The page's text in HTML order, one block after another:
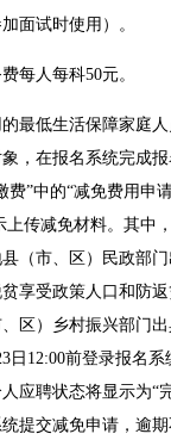
面试时使用）。
每人每科50元。
最低生活保障家庭
，在报名系统完成
”中的“减免费用申
上传减免材料。其中
（市、区）民政部
享受政策人口和防
区）乡村振兴部门
日12:00前登录报名系
应聘状态将显示为“
提交减免申请，逾期